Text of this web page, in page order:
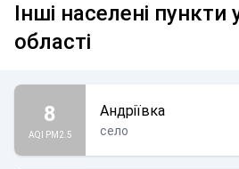
Інші населені пункти
області
8
AQI PM2.5
Андріївка
село